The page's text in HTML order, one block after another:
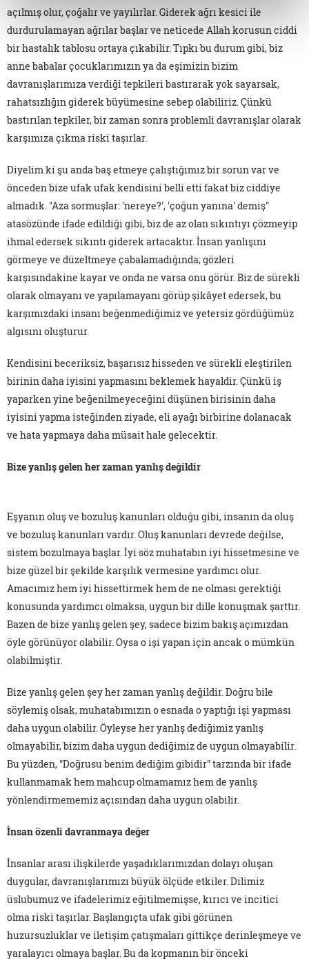
açılmış olur, çoğalır ve yayılırlar. Giderek ağrı kesici ile
durdurulamayan ağrılar başlar ve neticede Allah korusun ciddi
bir hastalık tablosu ortaya çıkabilir. Tıpkı bu durum gibi, biz
anne babalar çocuklarımızın ya da eşimizin bizim
davranışlarımıza verdiği tepkileri bastırarak yok sayarsak,
rahatsızlığın giderek büyümesine sebep olabiliriz. Çünkü
bastırılan tepkiler, bir zaman sonra problemli davranışlar olarak
karşımıza çıkma riski taşırlar.
Diyelim ki şu anda baş etmeye çalıştığımız bir sorun var ve
önceden bize ufak ufak kendisini belli etti fakat biz ciddiye
almadık. "Aza sormuşlar: 'nereye?', 'çoğun yanına' demiş"
atasözünde ifade edildiği gibi, biz de az olan sıkıntıyı çözmeyip
ihmal edersek sıkıntı giderek artacaktır. İnsan yanlışını
görmeye ve düzeltmeye çabalamadığında; gözleri
karşısındakine kayar ve onda ne varsa onu görür. Biz de sürekli
olarak olmayanı ve yapılamayanı görüp şikâyet edersek, bu
karşımızdaki insanı beğenmediğimiz ve yetersiz gördüğümüz
algısını oluşturur.
Kendisini beceriksiz, başarısız hisseden ve sürekli eleştirilen
birinin daha iyisini yapmasını beklemek hayaldir. Çünkü iş
yaparken yine beğenilmeyeceğini düşünen birisinin daha
iyisini yapma isteğinden ziyade, eli ayağı birbirine dolanacak
ve hata yapmaya daha müsait hale gelecektir.
Bize yanlış gelen her zaman yanlış değildir
Eşyanın oluş ve bozuluş kanunları olduğu gibi, insanın da oluş
ve bozuluş kanunları vardır. Oluş kanunları devrede değilse,
sistem bozulmaya başlar. İyi söz muhatabın iyi hissetmesine ve
bize güzel bir şekilde karşılık vermesine yardımcı olur.
Amacımız hem iyi hissettirmek hem de ne olması gerektiği
konusunda yardımcı olmaksa, uygun bir dille konuşmak şarttır.
Bazen de bize yanlış gelen şey, sadece bizim bakış açımızdan
öyle görünüyor olabilir. Oysa o işi yapan için ancak o mümkün
olabilmiştir.
Bize yanlış gelen şey her zaman yanlış değildir. Doğru bile
söylemiş olsak, muhatabımızın o esnada o yaptığı işi yapması
daha uygun olabilir. Öyleyse her yanlış dediğimiz yanlış
olmayabilir, bizim daha uygun dediğimiz de uygun olmayabilir.
Bu yüzden, "Doğrusu benim dediğim gibidir" tarzında bir ifade
kullanmamak hem mahcup olmamamız hem de yanlış
yönlendirmememiz açısından daha uygun olabilir.
İnsan özenli davranmaya değer
İnsanlar arası ilişkilerde yaşadıklarımızdan dolayı oluşan
duygular, davranışlarımızı büyük ölçüde etkiler. Dilimiz
üslubumuz ve ifadelerimiz eğitilmemişse, kırıcı ve incitici
olma riski taşırlar. Başlangıçta ufak gibi görünen
huzursuzluklar ve iletişim çatışmaları gittikçe derinleşmeye ve
yaralayıcı olmaya başlar. Bu da kopmanın bir önceki